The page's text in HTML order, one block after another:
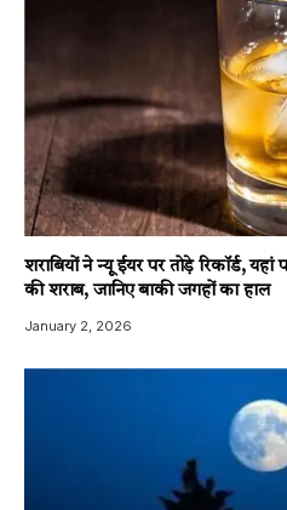
शराबियों ने न्यू ईयर पर तोड़े रिकॉर्ड,
की शराब, जानिए बाकी जगहों का हाल
January 2, 2026